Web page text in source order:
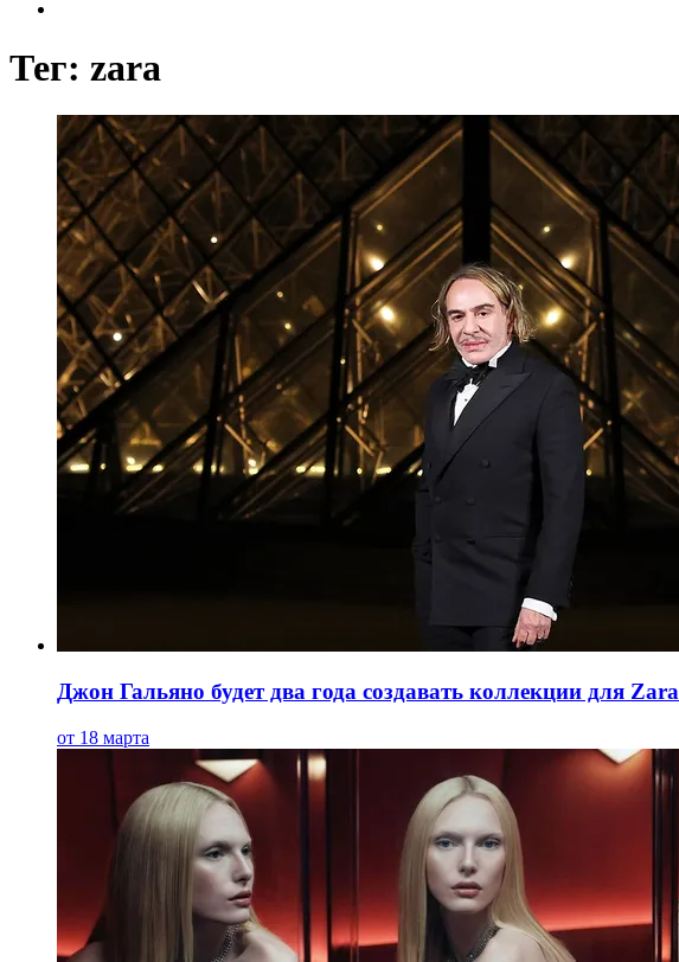
Тег: zara
Джон Гальяно будет два года создавать коллекции для Zara
от 18 марта